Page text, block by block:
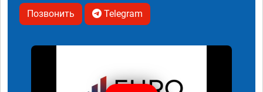
Позвонить Telegram